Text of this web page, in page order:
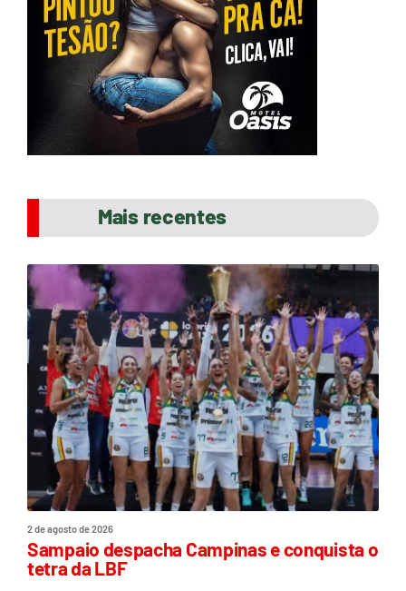
Mais recentes
2 de agosto de 2026
Sampaio despacha Campinas e conquista o
tetra da LBF